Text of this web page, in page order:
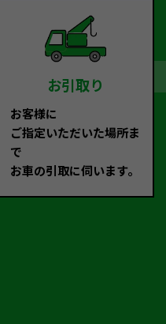
お引取り
お客様に
ご指定いただいた場所ま
で
お車の引取に伺います。